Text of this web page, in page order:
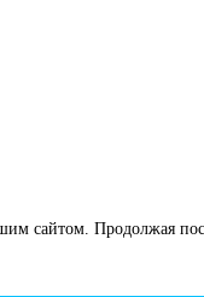
Продолжая